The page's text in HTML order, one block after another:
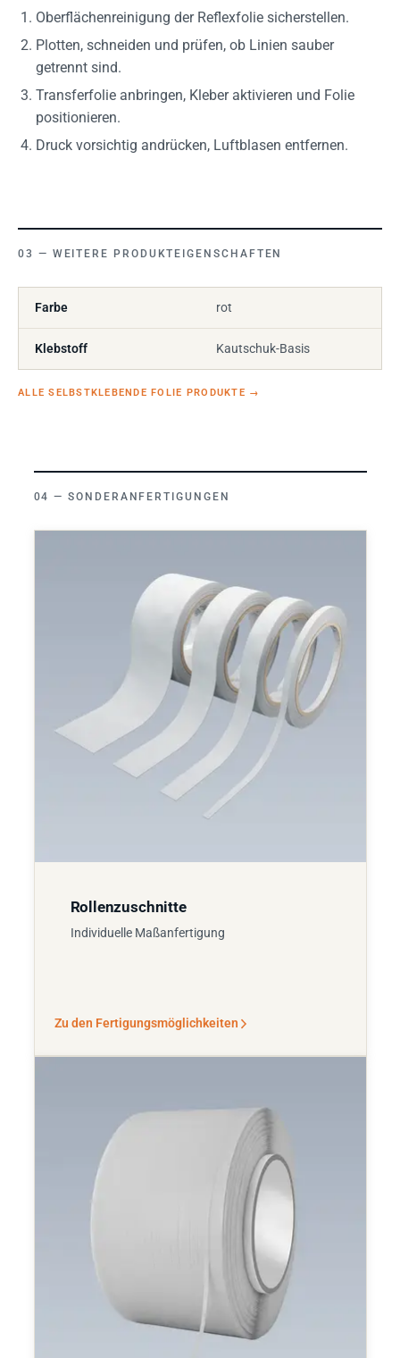
Oberflächenreinigung der Reflexfolie sicherstellen.
Plotten, schneiden und prüfen, ob Linien sauber
getrennt sind.
Transferfolie anbringen, Kleber aktivieren und Folie
positionieren.
Druck vorsichtig andrücken, Luftblasen entfernen.
WEITERE PRODUKTEIGENSCHAFTEN
Farbe rot
Klebstoff Kautschuk-Basis
ALLE SELBSTKLEBENDE FOLIE PRODUKTE →
SONDERANFERTIGUNGEN
Rollenzuschnitte
Individuelle Maßanfertigung
Zu den Fertigungsmöglichkeiten